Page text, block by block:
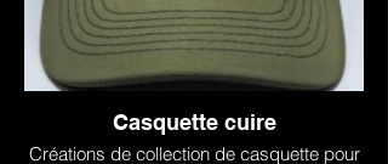
Casquette cuire
Créations de collection de casquette pour